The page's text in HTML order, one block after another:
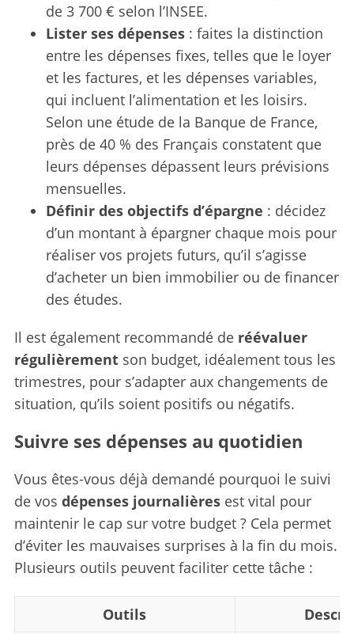
de 3 700 € selon l’INSEE.
Lister ses dépenses: faites la distinction
entre les dépenses fixes, telles que le loyer
et les factures, et les dépenses variables,
qui incluent l’alimentation et les loisirs.
Selon une étude de la Banque de France,
près de 40 % des Français constatent que
leurs dépenses dépassent leurs prévisions
mensuelles.
Définir des objectifs d’épargne : décidez
d’un montant à épargner chaque mois pour
réaliser vos projets futurs, qu’il s’agisse
d’acheter un bien immobilier ou de financer
des études.
Il est également recommandé de réévaluer
régulièrementson budget, idéalement tous les
trimestres, pour s’adapter aux changements de
situation, qu’ils soient positifs ou négatifs.
Suivre ses dépenses au quotidien
Vous êtes-vous déjà demandé pourquoi le suivi
de vos dépenses journalièresest vital pour
maintenir le cap sur votre budget ? Cela permet
d’éviter les mauvaises surprises à la fin du mois.
Plusieurs outils peuvent faciliter cette tâche :
Outils